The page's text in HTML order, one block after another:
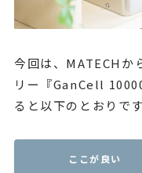
今回は、MATECHか
リー『GanCell
ると以下のとおりです
ここが良い